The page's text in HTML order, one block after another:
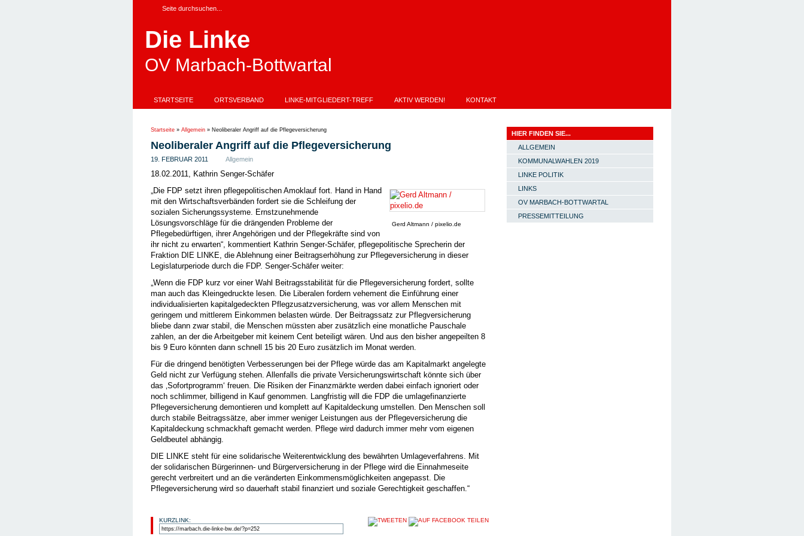
Die Linke
OV Marbach-Bottwartal
STARTSEITE ORTSVERBAND LINKE-MITGLIEDERT-TREFF AKTIV WERDEN! KONTAKT
Startseite » Allgemein » Neoliberaler Angriff auf die Pflegeversicherung
Neoliberaler Angriff auf die Pflegeversicherung
19. FEBRUAR 2011 Allgemein
18.02.2011, Kathrin Senger-Schäfer
Gerd Altmann / pixelio.de
„Die FDP setzt ihren pflegepolitischen Amoklauf fort. Hand in Hand
mit den Wirtschaftsverbänden fordert sie die Schleifung der
sozialen Sicherungssysteme. Ernstzunehmende
Lösungsvorschläge für die drängenden Probleme der
Pflegebedürftigen, ihrer Angehörigen und der Pflegekräfte sind von
ihr nicht zu erwarten“, kommentiert Kathrin Senger-Schäfer, pflegepolitische Sprecherin der
Fraktion DIE LINKE, die Ablehnung einer Beitragserhöhung zur Pflegeversicherung in dieser
Legislaturperiode durch die FDP. Senger-Schäfer weiter:
„Wenn die FDP kurz vor einer Wahl Beitragsstabilität für die Pflegeversicherung fordert, sollte
man auch das Kleingedruckte lesen. Die Liberalen fordern vehement die Einführung einer
individualisierten kapitalgedeckten Pflegzusatzversicherung, was vor allem Menschen mit
geringem und mittlerem Einkommen belasten würde. Der Beitragssatz zur Pflegversicherung
bliebe dann zwar stabil, die Menschen müssten aber zusätzlich eine monatliche Pauschale
zahlen, an der die Arbeitgeber mit keinem Cent beteiligt wären. Und aus den bisher angepeilten 8
bis 9 Euro könnten dann schnell 15 bis 20 Euro zusätzlich im Monat werden.
Für die dringend benötigten Verbesserungen bei der Pflege würde das am Kapitalmarkt angelegte
Geld nicht zur Verfügung stehen. Allenfalls die private Versicherungswirtschaft könnte sich über
das ‚Sofortprogramm‘ freuen. Die Risiken der Finanzmärkte werden dabei einfach ignoriert oder
noch schlimmer, billigend in Kauf genommen. Langfristig will die FDP die umlagefinanzierte
Pflegeversicherung demontieren und komplett auf Kapitaldeckung umstellen. Den Menschen soll
durch stabile Beitragssätze, aber immer weniger Leistungen aus der Pflegeversicherung die
Kapitaldeckung schmackhaft gemacht werden. Pflege wird dadurch immer mehr vom eigenen
Geldbeutel abhängig.
DIE LINKE steht für eine solidarische Weiterentwicklung des bewährten Umlageverfahrens. Mit
der solidarischen Bürgerinnen- und Bürgerversicherung in der Pflege wird die Einnahmeseite
gerecht verbreitert und an die veränderten Einkommensmöglichkeiten angepasst. Die
Pflegeversicherung wird so dauerhaft stabil finanziert und soziale Gerechtigkeit geschaffen.“
KURZLINK:
HIER FINDEN SIE...
ALLGEMEIN
KOMMUNALWAHLEN 2019
LINKE POLITIK
LINKS
OV MARBACH-BOTTWARTAL
PRESSEMITTEILUNG